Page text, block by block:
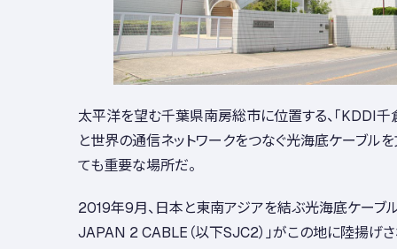
太平洋を望む千葉県南房総市に位置する、「KDDI千
と世界の通信ネットワークをつなぐ光海底ケーブルを
ても重要な場所だ。
2019年9月、日本と東南アジアを結ぶ光海底ケーブ
JAPAN 2 CABLE（以下SJC2）」がこの地に陸揚げ